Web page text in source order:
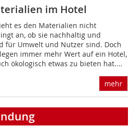
im Hotel
es den Materialien nicht
an, ob sie nachhaltig und
für Umwelt und Nutzer sind. Doch
immer mehr Wert auf ein Hotel,
ökologisch etwas zu bieten hat....
mehr